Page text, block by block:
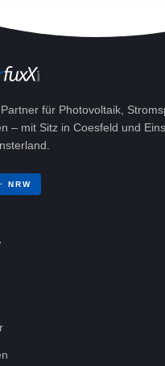
für Photovoltaik,
– mit Sitz in Coesfeld und
NRW